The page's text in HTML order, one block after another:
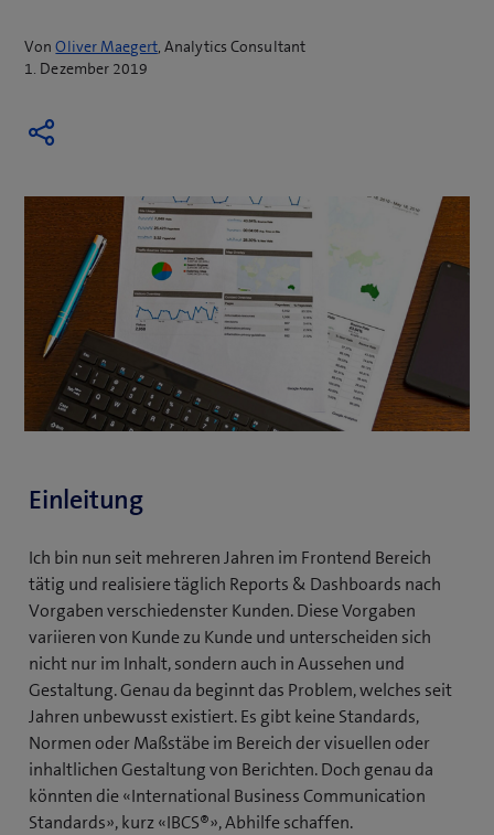
VonOliver Maegert, Analytics Consultant
1. Dezember 2019
Einleitung
Ich bin nun seit mehreren Jahren im Frontend Bereich
tätig und realisiere täglich Reports & Dashboards nach
Vorgaben verschiedenster Kunden. Diese Vorgaben
variieren von Kunde zu Kunde und unterscheiden sich
nicht nur im Inhalt, sondern auch in Aussehen und
Gestaltung. Genau da beginnt das Problem, welches seit
Jahren unbewusst existiert. Es gibt keine Standards,
Normen oder Maßstäbe im Bereich der visuellen oder
inhaltlichen Gestaltung von Berichten. Doch genau da
könnten die «International Business Communication
Standards», kurz «IBCS®», Abhilfe schaffen.